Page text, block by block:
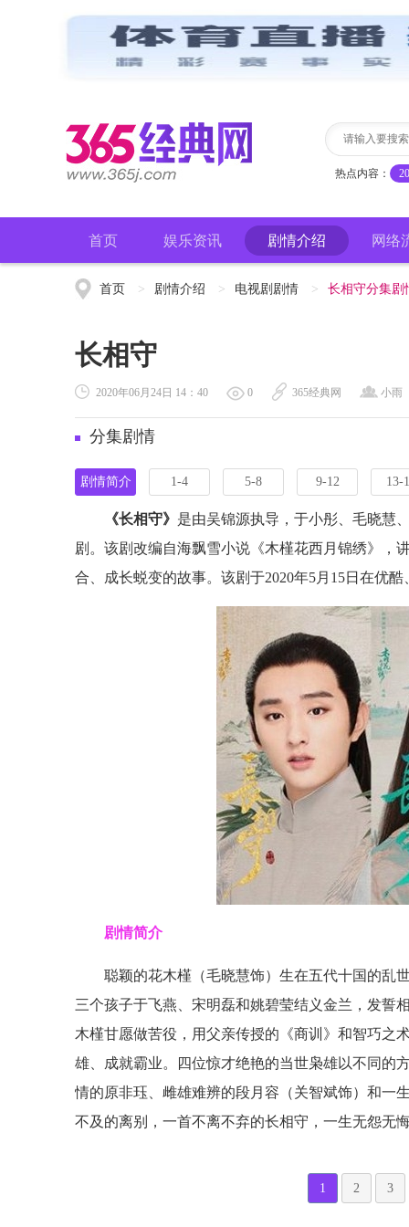
热点内容：
首页 娱乐资讯 剧情介绍 网络
首页 > 剧情介绍 > 电视剧剧情 > 长相守分集剧
长相守
2020年06月24日 14：40 0 365经典网 小雨
分集剧情
剧情简介 1-4 5-8 9-12 13-
《长相守》 是由吴锦源执导，于小彤、毛晓慧
剧。该剧改编自海飘雪小说《木槿花西月锦绣》，
合、成长蜕变的故事。该剧于2020年5月15日在优
剧情简介
聪颖的花木槿（毛晓慧饰）生在五代十国的乱
三个孩子于飞燕、宋明磊和姚碧莹结义金兰，发誓
木槿甘愿做苦役，用父亲传授的《商训》和智巧之
雄、成就霸业。四位惊才绝艳的当世枭雄以不同的
情的原非珏、雌雄难辨的段月容（关智斌饰）和一
不及的离别，一首不离不弃的长相守，一生无怨无
1 2 3